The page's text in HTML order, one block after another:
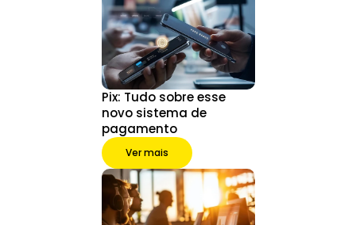
Pix: Tudo sobre esse
novo sistema de
pagamento
Ver mais